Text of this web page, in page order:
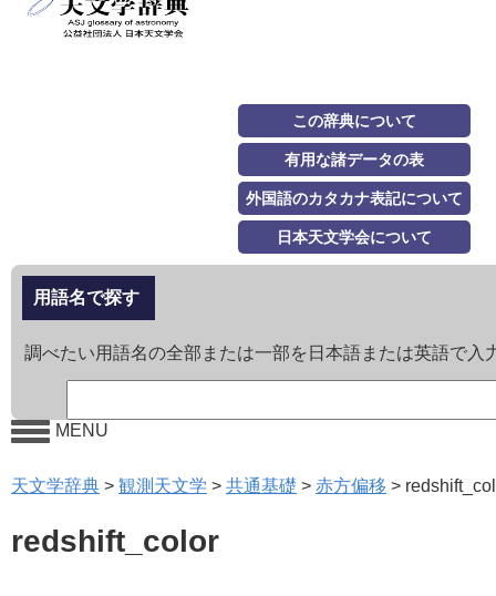
この辞典について
有用な諸データの表
外国語のカタカナ表記について
日本天文学会について
用語名で探す
調べたい用語名の全部または一部を日本語または英語で入
MENU
天文学辞典 > 観測天文学 > 共通基礎 > 赤方偏移 >
redshift_color